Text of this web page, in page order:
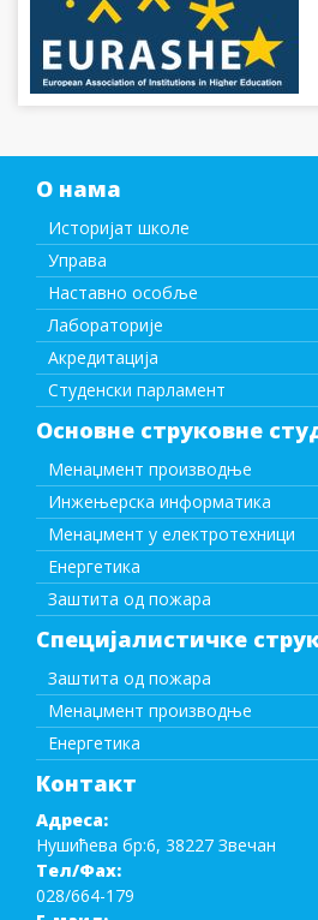
О нама
Историјат школе
Управа
Наставно особље
Лабораторије
Акредитација
Студенски парламент
Основне струковне
Менаџмент производње
Инжењерска информатика
Менаџмент у електротехници
Енергетика
Заштита од пожара
Специјалистичке
Заштита од пожара
Менаџмент производње
Енергетика
Контакт
Адреса:
Нушићева бр:6, 38227 Звечан
Тел/Фаx:
028/664-179